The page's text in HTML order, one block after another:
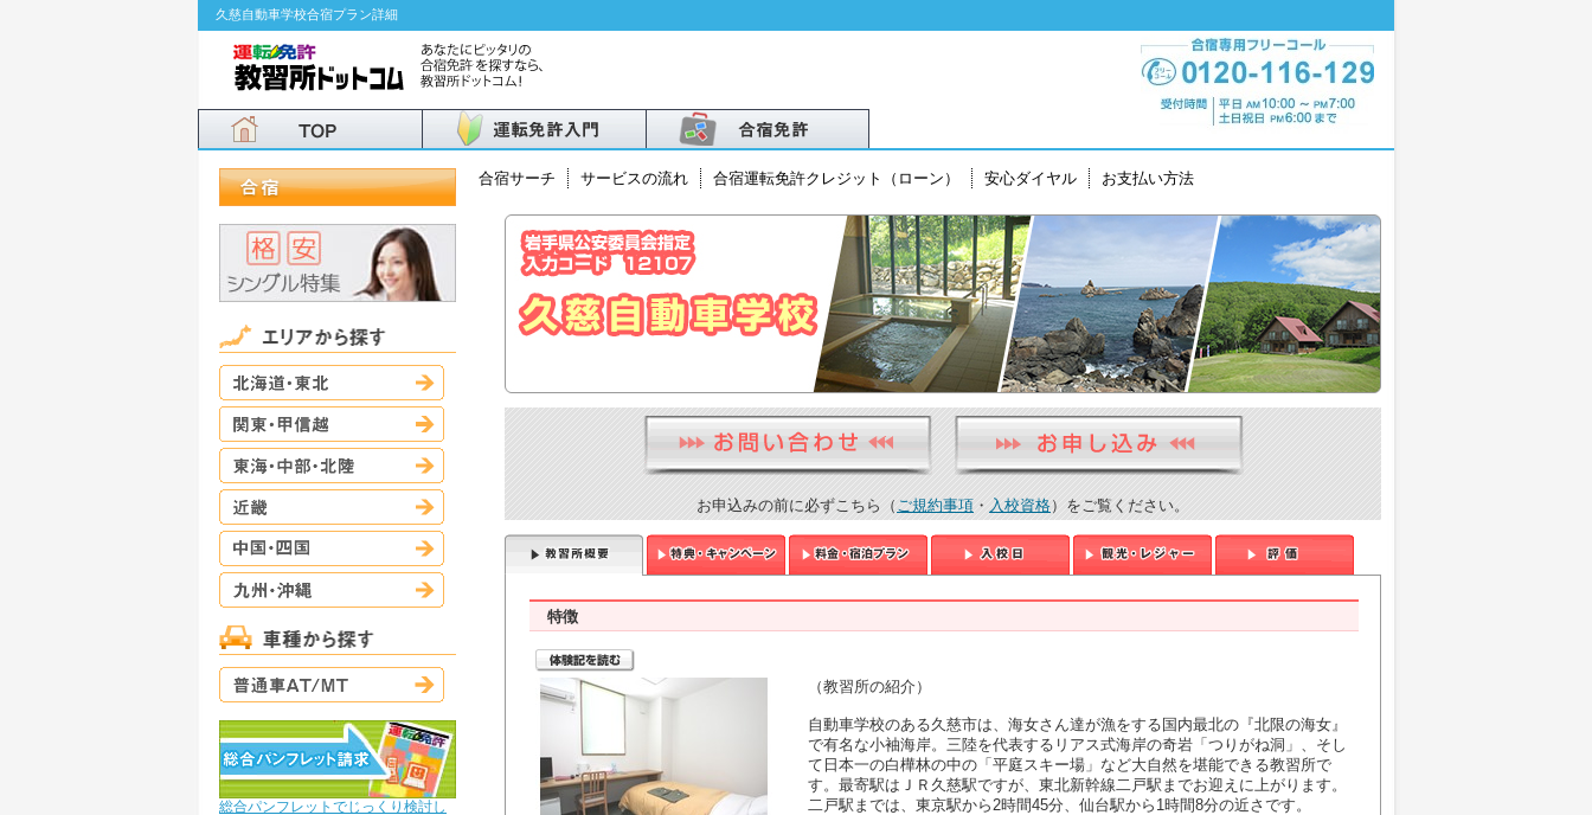
久慈自動車学校合宿プラン詳細
中国・四国
総合パンフレットでじっくり検討し
合宿サーチ サービスの流れ 合宿運転免許クレジット（ローン） 安心ダイヤル お支払い方法
お申込みの前に必ずこちら（ ご規約事項 ・ 入校資格）をご覧ください。
特徴
（教習所の紹介）
自動車学校のある久慈市は、海女さん達が漁をする国内最北の『北限の海女』
で有名な小袖海岸。三陸を代表するリアス式海岸の奇岩「つりがね洞」、そし
て日本一の白樺林の中の「平庭スキー場」など大自然を堪能できる教習所で
す。最寄駅はＪＲ久慈駅ですが、東北新幹線二戸駅までお迎えに上がります。
二戸駅までは、東京駅から2時間45分、仙台駅から1時間8分の近さです。